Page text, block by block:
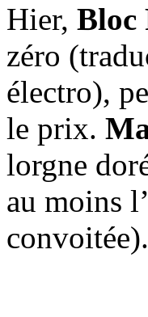
Hier, Bloc
zéro
électro),
le prix.
lorgne
au moins
convoitée).